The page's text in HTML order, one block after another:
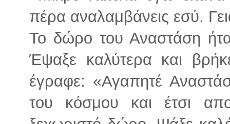
πέρα αναλαμβάνεις εσύ.
Το δώρο του Αναστάση
Έψαξε καλύτερα και
έγραφε: «Αγαπητέ
του κόσμου και έτσι